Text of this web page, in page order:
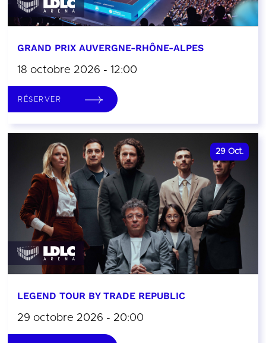
GRAND PRIX AUVERGNE-RHÔNE-ALPES
18 octobre 2026 - 12:00
RÉSERVER
29 Oct.
LEGEND TOUR BY TRADE REPUBLIC
29 octobre 2026 - 20:00